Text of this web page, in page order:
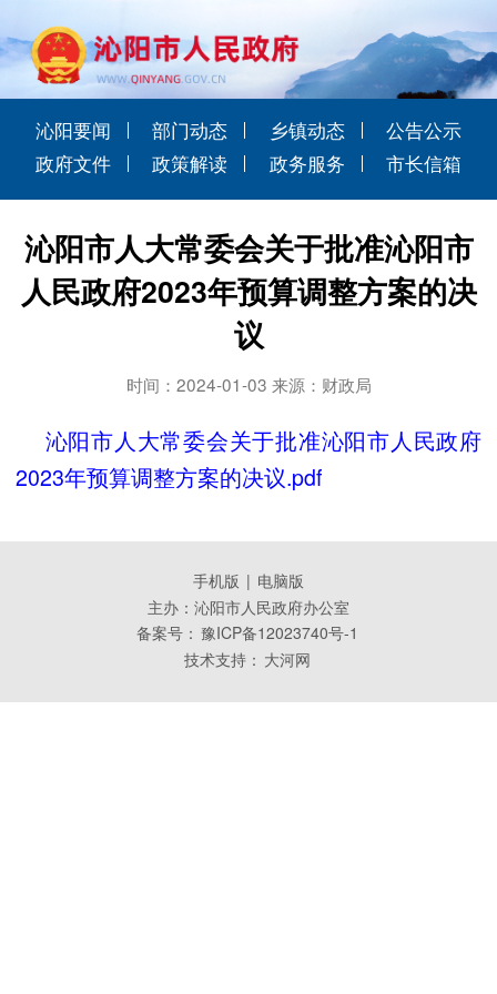
沁阳要闻 部门动态 乡镇动态
公告公示
政府文件
政策解读 政务服务 市长信箱
沁阳市人大常委会关于批准沁阳市
人民政府2023年预算调整方案的决
议
时间：2024-01-03 来源：财政局
沁阳市人大常委会关于批准沁阳市人民政府
2023年预算调整方案的决议.pdf
手机版 | 电脑版
主办：沁阳市人民政府办公室
备案号： 豫ICP备12023740号-1
技术支持： 大河网